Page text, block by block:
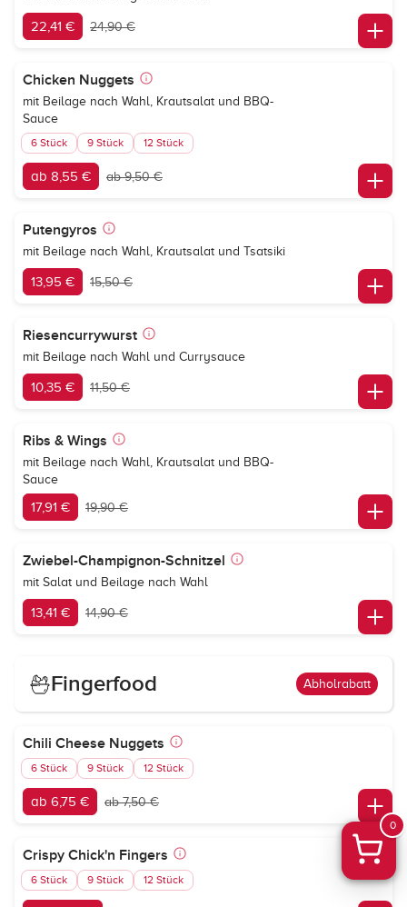
22,41 € 24,90 €
Chicken Nuggets
mit Beilage nach Wahl, Krautsalat und BBQ-
Sauce
6 Stück 9 Stück 12 Stück
ab 8,55 € ab 9,50 €
Putengyros
mit Beilage nach Wahl, Krautsalat und Tsatsiki
13,95 € 15,50 €
Riesencurrywurst
mit Beilage nach Wahl und Currysauce
10,35 € 11,50 €
Ribs & Wings
mit Beilage nach Wahl, Krautsalat und BBQ-
Sauce
17,91 € 19,90 €
Zwiebel-Champignon-Schnitzel
mit Salat und Beilage nach Wahl
13,41 € 14,90 €
Fingerfood Abholrabatt
Chili Cheese Nuggets
6 Stück 9 Stück 12 Stück
ab 6,75 € ab 7,50 €
Crispy Chick'n Fingers
6 Stück 9 Stück 12 Stück
0